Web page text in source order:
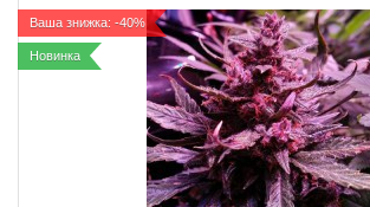
Ваша знижка: -40%
Новинка